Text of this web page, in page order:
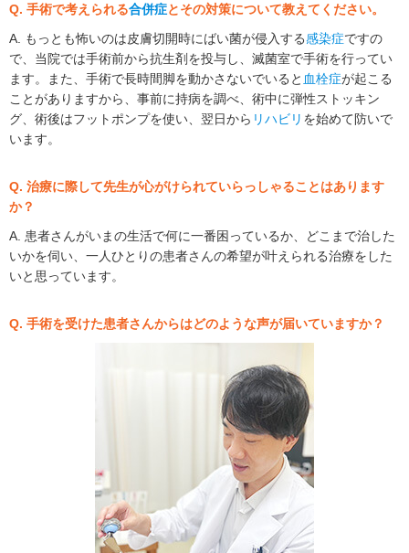
Q. 手術で考えられる合併症とその対策について教えてください。
A. もっとも怖いのは皮膚切開時にばい菌が侵入する感染症ですの
で、当院では手術前から抗生剤を投与し、滅菌室で手術を行ってい
ます。また、手術で長時間脚を動かさないでいると 血栓症が起こる
ことがありますから、事前に持病を調べ、術中に弾性ストッキン
グ、術後はフットポンプを使い、翌日から リハビリ を始めて防いで
います。
Q. 治療に際して先生が心がけられていらっしゃることはあります
か？
A. 患者さんがいまの生活で何に一番困っているか、どこまで治した
いかを伺い、一人ひとりの患者さんの希望が叶えられる治療をした
いと思っています。
Q. 手術を受けた患者さんからはどのような声が届いていますか？